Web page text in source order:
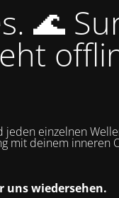
🌊
jeden einzelnen
mit deinem inneren
uns wiedersehen.